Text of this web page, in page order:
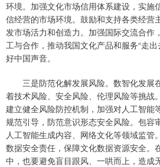
环境。加强文化市场信用体系建设，实施
信经营的市场环境。鼓励和支持各类经营
发市场活力和创造力。加强国际交流合作
工与合作，推动我国文化产品和服务“走
好中国声音。
三是防范化解发展风险。数智化发展
着技术风险、安全风险、伦理风险等挑战
建立健全风险防控机制，加强对人工智能
规范引导，防范意识形态安全风险。包容
人工智能生成内容、网络文化等领域监管
数据安全责任，保障文化数据资源安全。
中，也要避免盲目跟风、一哄而上，造成